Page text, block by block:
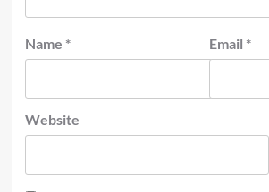
Name * Email *
Website